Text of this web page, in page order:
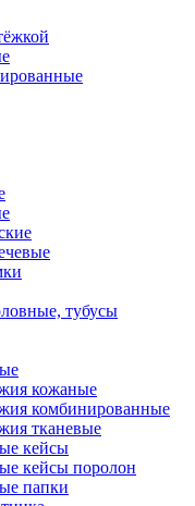
тубусы
кожаные
комбинированные
тканевые
кейсы
кейсы поролон
папки